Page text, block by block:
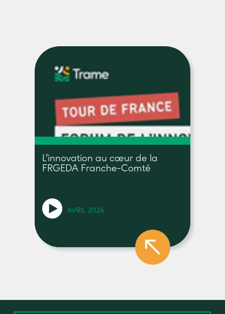
L’innovation au cœur de la
FRGEDA Franche-Comté
AVRIL 2026